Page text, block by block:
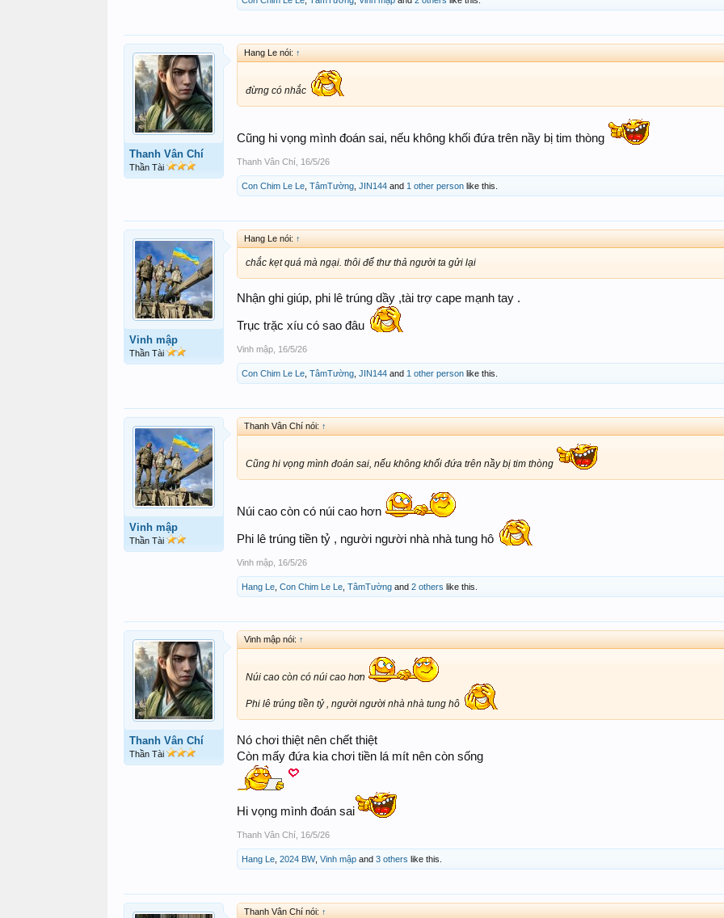
Thanh Vân Chí
Thần Tài
Hang Le nói: ↑
đừng có nhắc
Cũng hi vọng mình đoán sai, nếu không khối đứa trên nầy bị tim thòng
Thanh Vân Chí 16/5/26
Con Chim Le Le TâmTường JIN144 and 1 other person like this.
Vinh mập
Thần Tài
Hang Le nói: ↑
chắc kẹt quá mà ngại. thôi để thư thả người ta gửi lại
Nhận ghi giúp, phi lê trúng dầy ,tài trợ cape mạnh tay .
Trục trặc xíu có sao đâu
Vinh mập 16/5/26
Con Chim Le Le TâmTường JIN144 and 1 other person like this.
Vinh mập
Thần Tài
Thanh Vân Chí nói: ↑
Cũng hi vọng mình đoán sai, nếu không khối đứa trên nầy bị tim thòng
Núi cao còn có núi cao hơn
Phi lê trúng tiền tỷ , người người nhà nhà tung hô
Vinh mập 16/5/26
Hang Le Con Chim Le Le TâmTường and 2 others like this.
Thanh Vân Chí
Thần Tài
Vinh mập nói: ↑
Núi cao còn có núi cao hơn
Phi lê trúng tiền tỷ , người người nhà nhà tung hô
Nó chơi thiệt nên chết thiệt
Còn mấy đứa kia chơi tiền lá mít nên còn sống
Hi vọng mình đoán sai
Thanh Vân Chí 16/5/26
Hang Le 2024 BW, Vinh mập and 3 others like this.
Thanh Vân Chí nói: ↑